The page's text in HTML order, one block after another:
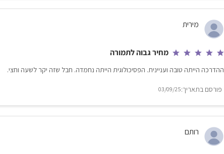
מירית
מחיר גבוה לתמורה
ההדרכה הייתה טובה ועניינית. הפסיכולוגית הייתה נחמדה. חבל שזה יקר לשעה וחצי.
03/09/25
רותם